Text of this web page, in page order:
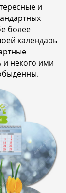
и
более
календарь
и некого ими